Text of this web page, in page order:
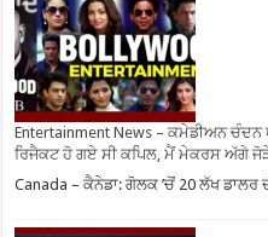
Entertainment News – ਕਮੇਡੀਅਨ ਚੰਦਨ
ਰਿਜੈਕਟ ਹੋ ਗਏ ਸੀ ਕਪਿਲ, ਮੈਂ ਮੇਕਰਸ ਅੱਗੇ
Canada – ਕੈਨੇਡਾ: ਗੋਲਕ ’ਚੋਂ 20 ਲੱਖ ਡਾਲਰ